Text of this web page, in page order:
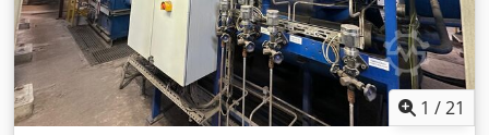
1 /21